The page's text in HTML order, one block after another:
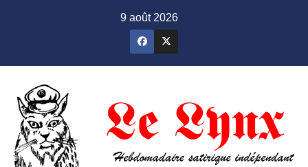
9 août 2026